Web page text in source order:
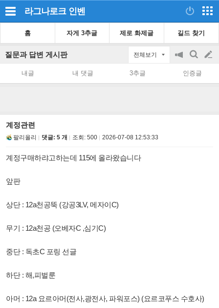
라그나로크 인벤
홈 자게 3추글 제로 화제글 길드 찾기
질문과 답변 게시판 전체보기
공
on/off
검
색
글
쓰
내글 내 댓글 3추글 인증글
계정관련
팔리올리 댓글: 5 개 조회: 500 2026-07-08 12:53:33
계정구매하랴고하는데 115에 올라왔습니다
앞판
상단 : 12a천공뚝 (강공3LV, 메자이C)
무기 : 12a천공 (오베자C ,심기C)
중단 : 독초C 포링 선글
하단 : 해,피벌룬
아머 : 12a 요르아머(전사,광전사, 파워포스) (요르코푸스 수호사)